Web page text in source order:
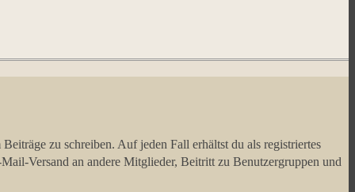
zu schreiben. Auf jeden Fall erhältst du als registriertes
Versand an andere Mitglieder, Beitritt zu Benutzergruppen und